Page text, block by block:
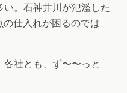
。石神井川が氾濫した
仕入れが困るのでは
社とも、ず〜〜っと